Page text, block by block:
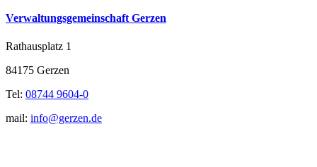
Verwaltungsgemeinschaft Gerzen
Rathausplatz 1
84175 Gerzen
Tel: 08744 9604-0
mail: info@gerzen.de